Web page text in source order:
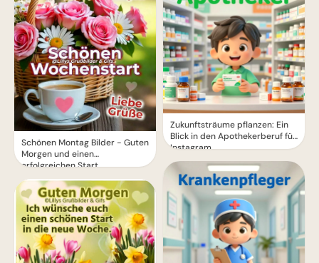
Schönen Montag Bilder - Guten
Morgen und einen
erfolgreichen Start
Zukunftsträume pflanzen: Ein
Blick in den Apothekerberuf für
Instagram